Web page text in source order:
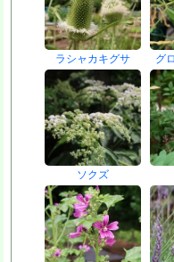
ラシャカキグサ グ
ソクズ